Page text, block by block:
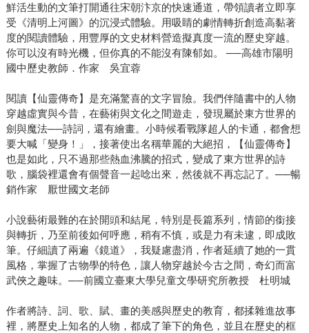
鮮活生動的文筆打開通往宋朝汴京的快速通道，帶領讀者立即享
受《清明上河圖》的沉浸式體驗。用吸睛的劇情轉折創造高黏著
度的閱讀體驗，用豐厚的文史材料營造擬真度一流的歷史穿越。
你可以沒有時光機，但你真的不能沒有陳郁如。 ──高雄市陽明
國中歷史教師．作家 吳宜蓉
閱讀【仙靈傳奇】是充滿驚喜的文字冒險。我們伴隨書中的人物
穿越虛實與今昔，在藝術與文化之間遊走，發現屬於東方世界的
劍與魔法──詩詞，還有繪畫。小時候看戰隊超人的卡通，都會想
要大喊「變身！」，接著使出名稱華麗的大絕招，【仙靈傳奇】
也是如此，只不過那些熱血沸騰的招式，變成了東方世界的詩
歌，腦袋裡還會有個聲音一起唸出來，然後就不再忘記了。──暢
銷作家 厭世國文老師
小說藝術最難的在於開頭和結尾，特別是長篇系列，情節的銜接
與轉折，乃至前後如何呼應，稍有不慎，或是力有未逮，即成敗
筆。仔細讀了兩遍《鏡道》，我疑慮盡消，作者延續了她的一貫
風格，掌握了古物學的特色，讓人物穿越於今古之間，奇幻而富
武俠之趣味。──前國立臺東大學兒童文學研究所教授 杜明城
作者將詩、詞、歌、賦、畫的美感與歷史的教育，都揉雜進故事
裡，將歷史上知名的人物，都成了筆下的角色，並且在歷史的框